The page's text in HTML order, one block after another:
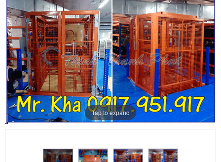
Tap to expand